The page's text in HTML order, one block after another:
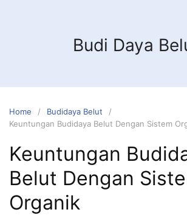
Budi Daya
Home
Budidaya Belut
Keuntungan Budidaya Belut Dengan Sistem
Keuntungan
Belut Dengan
Organik